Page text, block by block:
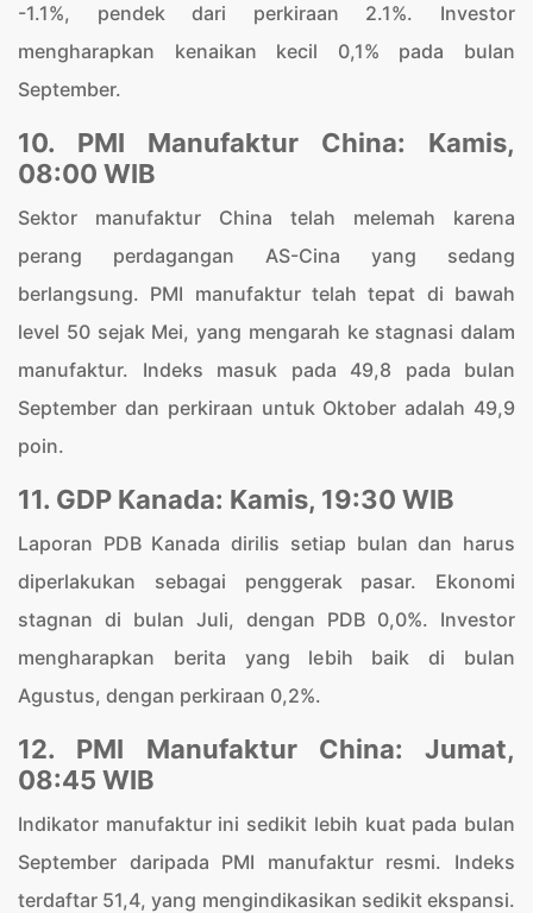
-1.1%, pendek dari perkiraan 2.1%. Investor
mengharapkan kenaikan kecil 0,1% pada bulan
September.
10. PMI Manufaktur China: Kamis,
08:00 WIB
Sektor manufaktur China telah melemah karena
perang perdagangan AS-Cina yang sedang
berlangsung. PMI manufaktur telah tepat di bawah
level 50 sejak Mei, yang mengarah ke stagnasi dalam
manufaktur. Indeks masuk pada 49,8 pada bulan
September dan perkiraan untuk Oktober adalah 49,9
poin.
11. GDP Kanada: Kamis, 19:30 WIB
Laporan PDB Kanada dirilis setiap bulan dan harus
diperlakukan sebagai penggerak pasar. Ekonomi
stagnan di bulan Juli, dengan PDB 0,0%. Investor
mengharapkan berita yang lebih baik di bulan
Agustus, dengan perkiraan 0,2%.
12. PMI Manufaktur China: Jumat,
08:45 WIB
Indikator manufaktur ini sedikit lebih kuat pada bulan
September daripada PMI manufaktur resmi. Indeks
terdaftar 51,4, yang mengindikasikan sedikit ekspansi.